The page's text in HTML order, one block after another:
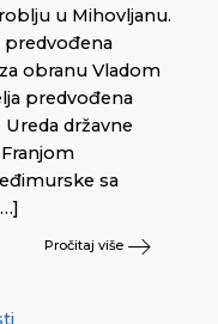
u Mihovljanu.
predvođena
obranu Vladom
predvođena
državne
sa
Pročitaj više